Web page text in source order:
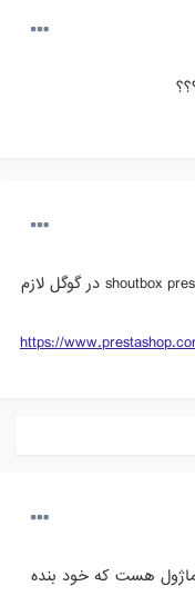
یک جستجوی ساده با عنوان shoutbox prestashop module در گوگل لازم
https://
هست که خود بنده